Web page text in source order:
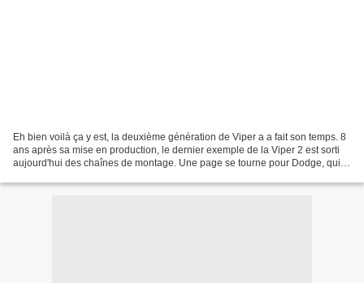
Eh bien voilà ça y est, la deuxième génération de Viper a a fait son temps. 8
ans après sa mise en production, le dernier exemple de la Viper 2 est sorti
aujourd'hui des chaînes de montage. Une page se tourne pour Dodge, qui